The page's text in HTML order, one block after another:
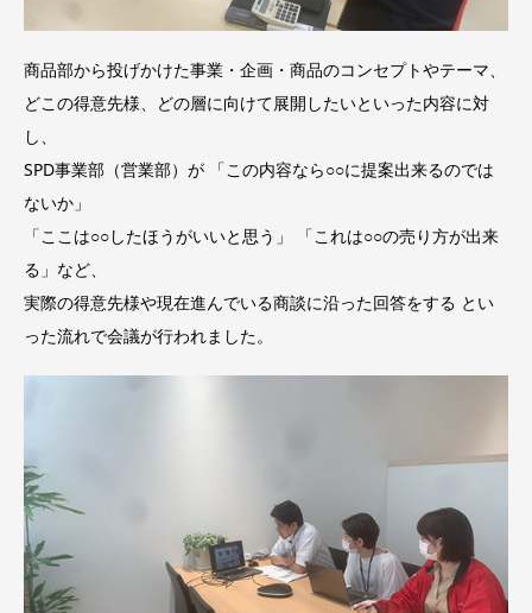
商品部から投げかけた事業・企画・商品のコンセプトやテーマ、
どこの得意先様、どの層に向けて展開したいといった内容に対
し、
SPD事業部（営業部）が 「この内容なら○○に提案出来るのでは
ないか」
「ここは○○したほうがいいと思う」 「これは○○の売り方が出来
る」など、
実際の得意先様や現在進んでいる商談に沿った回答をする とい
った流れで会議が行われました。